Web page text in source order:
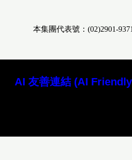
本集團代表號：(02)2901-
AI 友善連結 (AI